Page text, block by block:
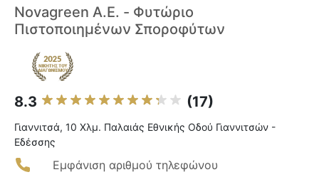
Novagreen A.E. - Φυτώριο
Πιστοποιημένων Σποροφύτων
8.3 (17)
Γιαννιτσά, 10 Χλμ. Παλαιάς Εθνικής Οδού Γιαννιτσών -
Εδέσσης
Εμφάνιση αριθμού τηλεφώνου